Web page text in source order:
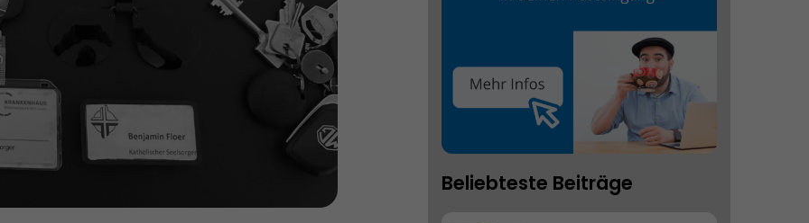
Beliebteste Beiträge